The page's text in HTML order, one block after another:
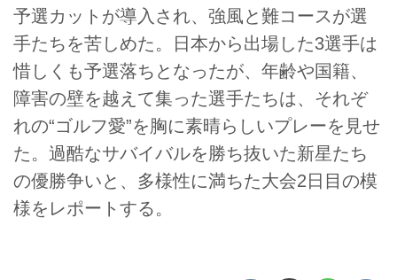
予選カットが導入され、強風と難コースが選
手たちを苦しめた。日本から出場した3選手は
惜しくも予選落ちとなったが、年齢や国籍、
障害の壁を越えて集った選手たちは、それぞ
れの“ゴルフ愛”を胸に素晴らしいプレーを見せ
た。過酷なサバイバルを勝ち抜いた新星たち
の優勝争いと、多様性に満ちた大会2日目の模
様をレポートする。